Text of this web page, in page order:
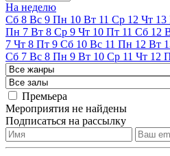
На неделю
Сб 8 Вс 9 Пн 10 Вт 11 Ср 12 Чт 13
Пн 7 Вт 8 Ср 9 Чт 10 Пт 11 Сб 12
7 Чт 8 Пт 9 Сб 10 Вс 11 Пн 12 Вт
Сб 7 Вс 8 Пн 9 Вт 10 Ср 11 Чт 12
Премьера
Мероприятия не найдены
Подписаться на рассылку